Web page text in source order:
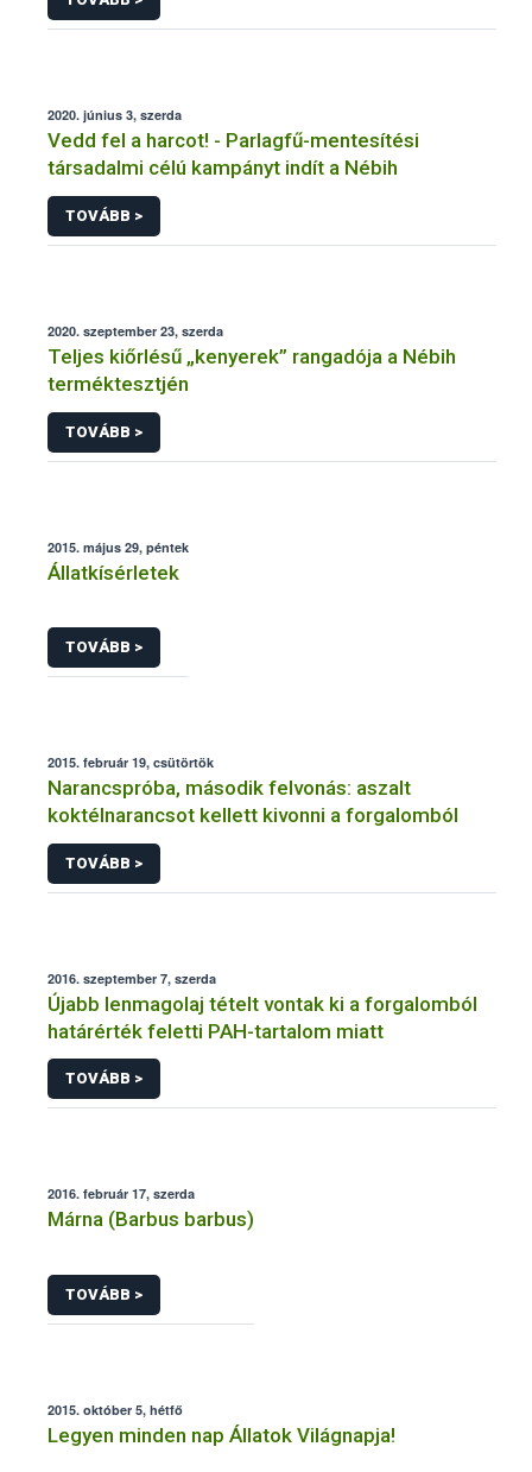
2020. június 3, szerda
Vedd fel a harcot! - Parlagfű-mentesítési
társadalmi célú kampányt indít a Nébih
TOVÁBB >
2020. szeptember 23, szerda
Teljes kiőrlésű „kenyerek” rangadója a Nébih
terméktesztjén
TOVÁBB >
2015. május 29, péntek
Állatkísérletek
TOVÁBB >
2015. február 19, csütörtök
Narancspróba, második felvonás: aszalt
koktélnarancsot kellett kivonni a forgalomból
TOVÁBB >
2016. szeptember 7, szerda
Újabb lenmagolaj tételt vontak ki a forgalomból
határérték feletti PAH-tartalom miatt
TOVÁBB >
2016. február 17, szerda
Márna (Barbus barbus)
TOVÁBB >
2015. október 5, hétfő
Legyen minden nap Állatok Világnapja!